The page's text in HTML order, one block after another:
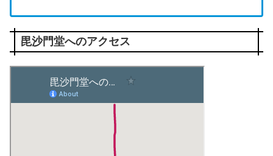
毘沙門堂へのアクセス